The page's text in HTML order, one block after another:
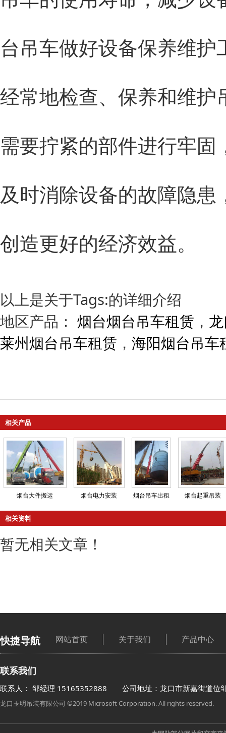
台吊车做好设备保养维
经常地检查、保养和维
需要拧紧的部件进行牢
及时消除设备的故障隐
创造更好的经济效益。
以上是关于Tags:的详细介绍
地区产品： 烟台烟台吊车租赁 ，
莱州烟台吊车租赁 ， 海阳烟台吊车
相关产品
烟台大件搬运 烟台电力安装 烟台吊车出租 烟台起重吊装
相关资料
暂无相关文章！
快捷导航 网站首页 关于我们 产品中心
联系我们
联系人： 邹经理 15165352888 公司地址：龙口市新嘉街道位
龙口玉明吊装有限公司 ©2019 Microsoft Corporation. All rights reserved.